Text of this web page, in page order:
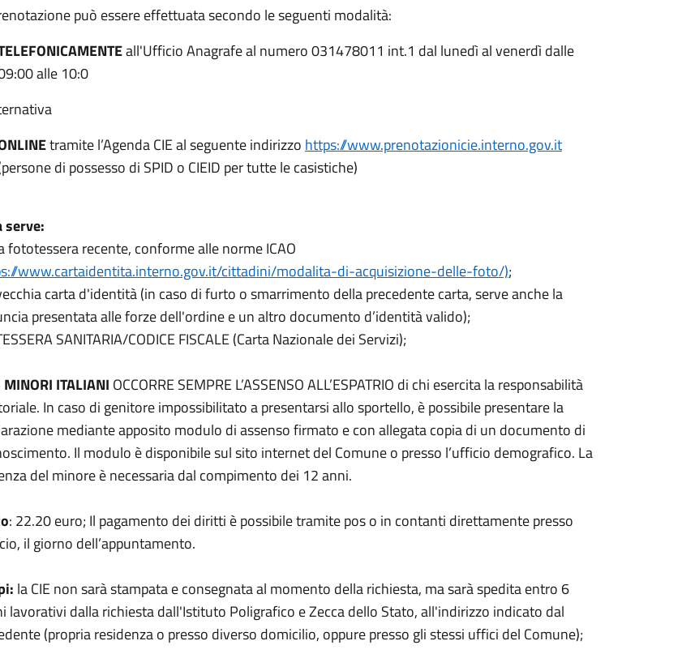
può essere effettuata secondo le seguenti modalità:
all'Ufficio Anagrafe al numero 031478011 int.1 dal lunedì al venerdì dalle
alle 10:0
tramite l’Agenda CIE al seguente indirizzo https://www.prenotazionicie.interno.gov.it
di possesso di SPID o CIEID per tutte le casistiche)
serve:
fototessera recente, conforme alle norme ICAO
www.cartaidentita.interno.gov.it/cittadini/modalita-di-acquisizione-delle-foto/);
carta d'identità (in caso di furto o smarrimento della precedente carta, serve anche la
presentata alle forze dell'ordine e un altro documento d’identità valido);
SANITARIA/CODICE FISCALE (Carta Nazionale dei Servizi);
ITALIANI OCCORRE SEMPRE L’ASSENSO ALL’ESPATRIO di chi esercita la responsabilità
In caso di genitore impossibilitato a presentarsi allo sportello, è possibile presentare la
mediante apposito modulo di assenso firmato e con allegata copia di un documento di
Il modulo è disponibile sul sito internet del Comune o presso l’ufficio demografico. La
del minore è necessaria dal compimento dei 12 anni.
: 22.20 euro; Il pagamento dei diritti è possibile tramite pos o in contanti direttamente presso
il giorno dell’appuntamento.
la CIE non sarà stampata e consegnata al momento della richiesta, ma sarà spedita entro 6
lavorativi dalla richiesta dall'Istituto Poligrafico e Zecca dello Stato, all'indirizzo indicato dal
(propria residenza o presso diverso domicilio, oppure presso gli stessi uffici del Comune);